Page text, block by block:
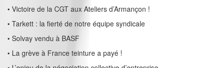
• Victoire de la CGT aux Ateliers d’Armançon !
• Tarkett : la fierté de notre équipe syndicale
• Solvay vendu à BASF
• La grève à France teinture a payé !